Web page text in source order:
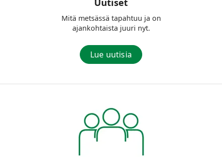
Mitä metsässä tapahtuu ja on
ajankohtaista juuri nyt.
Lue uutisia